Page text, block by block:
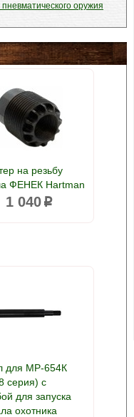
оружия
на резьбу
ФЕНЕК Hartman
1 040p
для МР-654К
серия) с
для запуска
охотника